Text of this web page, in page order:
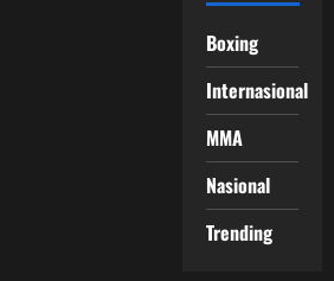
Boxing
Internasional
MMA
Nasional
Trending